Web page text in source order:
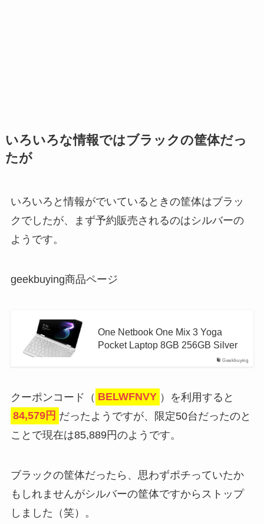
いろいろな情報ではブラックの筐体だっ
たが
いろいろと情報がでいているときの筐体はブラッ
クでしたが、まず予約販売されるのはシルバーの
ようです。
geekbuying商品ページ
Geekbuying
One Netbook One Mix 3 Yoga
Pocket Laptop 8GB 256GB Silver
クーポンコード（ BELWFNVY ）を利用すると
84,579円 だったようですが、限定50台だったのと
ことで現在は85,889円のようです。
ブラックの筐体だったら、思わずポチっていたか
もしれませんがシルバーの筐体ですからストップ
しました（笑）。